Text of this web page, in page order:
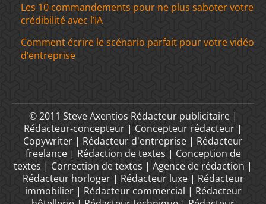
Les 10 commandements pour ne plus saboter votre
crédibilité avec l’IA
Comment écrire le scénario parfait pour votre vidéo
d’entreprise
© 2011 Steve Axentios Rédacteur publicitaire |
Rédacteur-concepteur | Concepteur rédacteur |
Copywriter | Rédacteur d'entreprise | Rédacteur
freelance | Rédaction de textes | Conception de
textes | Correction de textes | Agence de rédaction |
Rédacteur horloger | Rédacteur luxe | Rédacteur
immobilier | Rédacteur commercial | Rédacteur